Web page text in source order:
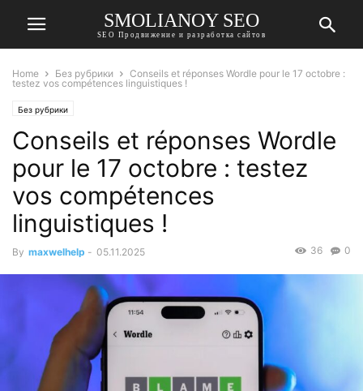
SMOLIANOY SEO
SEO Продвижение и разработка сайтов
Home Без рубрики
Conseils et réponses Wordle pour le 17 octobre :
testez vos compétences linguistiques !
Без рубрики
Conseils et réponses Wordle
pour le 17 octobre : testez
vos compétences
linguistiques !
By maxwelhelp - 05.11.2025 0
36